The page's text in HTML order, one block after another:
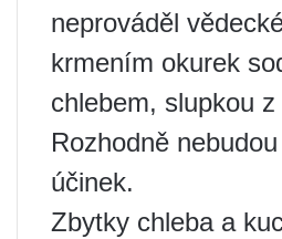
neprováděl
krmením okurek
chlebem, slupkou
Rozhodně
účinek.
Zbytky chleba a